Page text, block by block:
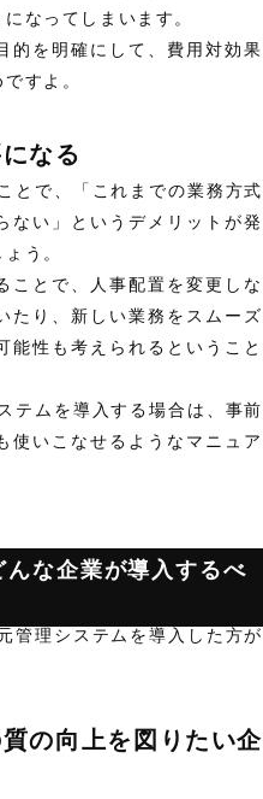
なってしまいます。
的を明確にして、費用対効果
すよ。
なる
とで、「これまでの業務方式
ない」というデメリットが発
う。
ことで、人事配置を変更しな
たり、新しい業務をスムーズ
能性も考えられるということ
テムを導入する場合は、事前
使いこなせるようなマニュア
んな企業が導入するべ
管理システムを導入した方が
の向上を図りたい企